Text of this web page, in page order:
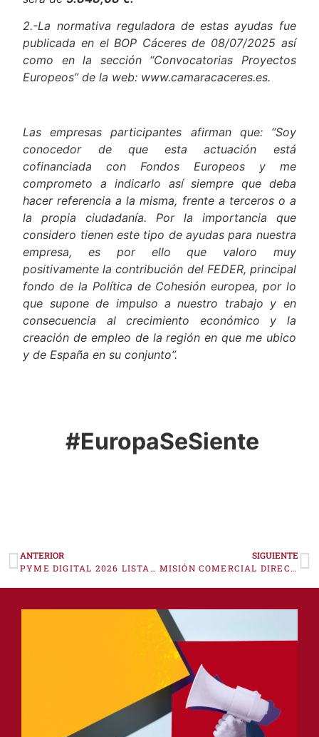
2.-La normativa reguladora de estas ayudas fue
publicada en el BOP Cáceres de 08/07/2025 así
como en la sección “Convocatorias Proyectos
Europeos” de la web: www.camaracaceres.es.
Las empresas participantes afirman que: “Soy
conocedor de que esta actuación está
cofinanciada con Fondos Europeos y me
comprometo a indicarlo así siempre que deba
hacer referencia a la misma, frente a terceros o a
la propia ciudadanía. Por la importancia que
considero tienen este tipo de ayudas para nuestra
empresa, es por ello que valoro muy
positivamente la contribución del FEDER, principal
fondo de la Política de Cohesión europea, por lo
que supone de impulso a nuestro trabajo y en
consecuencia al crecimiento económico y la
creación de empleo de la región en que me ubico
y de España en su conjunto”.
#EuropaSeSiente
ANTERIOR
PYME DIGITAL 2026 LISTADO DE SOLICITUDES REGISTRADAS EN SEDE ELECTRÓNICA
SIGUIENTE
MISIÓN COMERCIAL DIRECTA A BRUSELAS